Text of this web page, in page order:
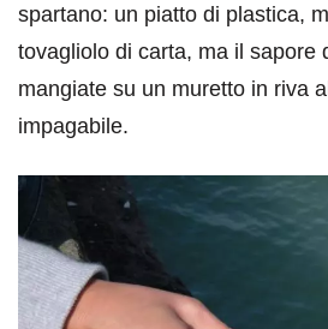
spartano: un piatto di plastica,
tovagliolo di carta, ma il sapore
mangiate su un muretto in riva
impagabile.